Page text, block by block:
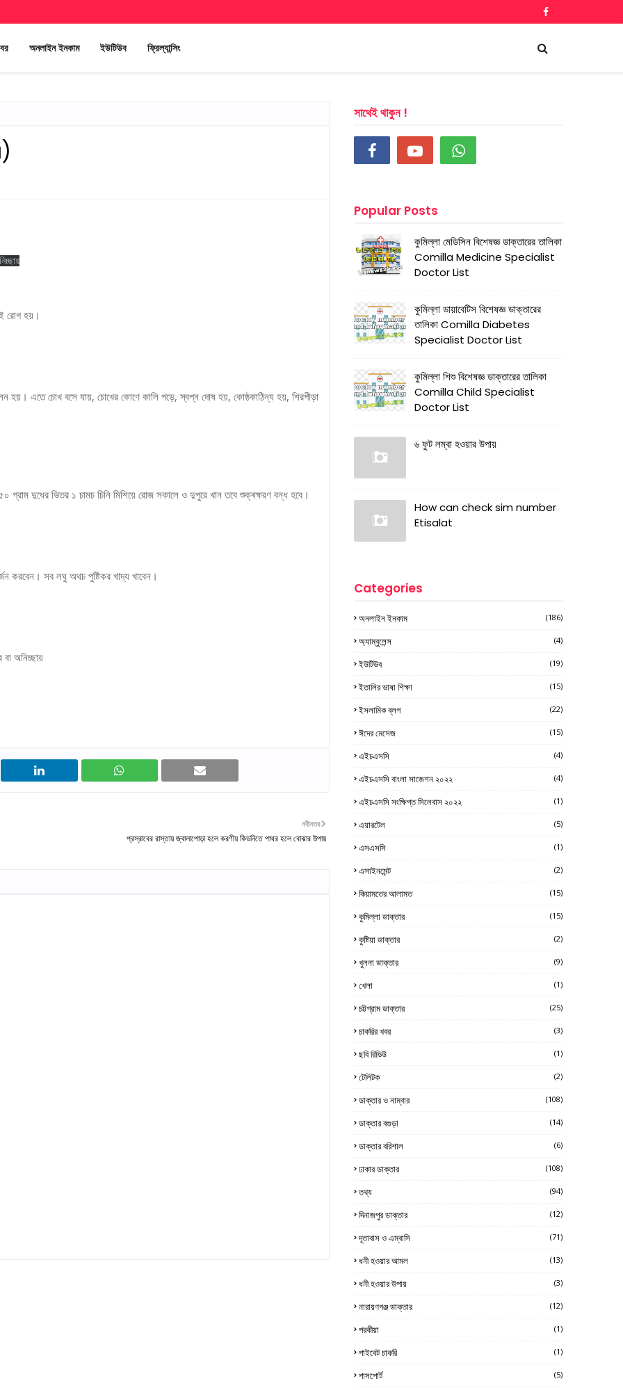
অনলাইন ইনকাম ইউটিউব ফ্রিল্যান্সিং
রোগ হয়।
হয়। এতে চোখ বসে যায়, চোখের কোণে কালি পড়ে, স্বপ্ন দোষ হয়, কোষ্ঠকাঠিন্য হয়, শিরপীড়া
গ্রাম দুধের ভিতর ১ চামচ চিনি মিশিয়ে রোজ সকালে ও দুপুরে খান তবে শুক্ৰক্ষরণ বন্ধ হবে।
করবেন। সব লঘু অথচ পুষ্টিকর খাদ্য খাবেন।
অনিচ্ছায়
নবীনতর
প্রস্রাবের রাস্তায় জ্বালাপোড়া হলে করণীয় কিডনিতে পাথর হলে বোঝার উপায়
সাথেই থাকুন !
Popular Posts
কুমিল্লা মেডিসিন বিশেষজ্ঞ ডাক্তারের তালিকা
Comilla Medicine Specialist
Doctor List
কুমিল্লা ডায়াবেটিস বিশেষজ্ঞ ডাক্তারের
তালিকা Comilla Diabetes
Specialist Doctor List
কুমিল্লা শিশু বিশেষজ্ঞ ডাক্তারের তালিকা
Comilla Child Specialist
Doctor List
৬ ফুট লম্বা হওয়ার উপায়
How can check sim number
Etisalat
Categories
অনলাইন ইনকাম (186)
অ্যাম্বুলেন্স (4)
ইউটিউব (19)
ইতালির ভাষা শিক্ষা (15)
ইসলামিক ব্লগ (22)
ঈদের মেসেজ (15)
এইচএসসি (4)
এইচএসসি বাংলা সাজেশন ২০২২ (4)
এইচএসসি সংক্ষিপ্ত সিলেবাস ২০২২ (1)
এয়ারটেল (5)
এসএসসি (1)
এসাইনমেন্ট (2)
কিয়ামতের আলামত (15)
কুমিল্লা ডাক্তার (15)
কুষ্টিয়া ডাক্তার (2)
খুলনা ডাক্তার (9)
খেলা (1)
চট্টগ্রাম ডাক্তার (25)
চাকরির খবর (3)
ছবি রিভিউ (1)
টেলিটক (2)
ডাক্তার ও নাম্বার (108)
ডাক্তার বগুড়া (14)
ডাক্তার বরিশাল (6)
ঢাকার ডাক্তার (108)
তথ্য (94)
দিনাজপুর ডাক্তার (12)
দূতাবাস ও এম্বাসি (71)
ধনী হওয়ার আমল (13)
ধনী হওয়ার উপায় (3)
নারায়ণগঞ্জ ডাক্তার (12)
পরকীয়া (1)
পাইবেট চাকরি (1)
পাসপোর্ট (5)